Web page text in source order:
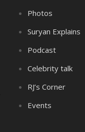
Photos
Suryan Explains
Podcast
Celebrity talk
RJ’s Corner
Events